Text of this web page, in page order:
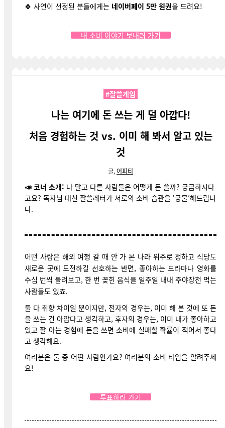
🍀 사연이 선정된 분들에게는 네이버페이 5만 원권을 드려요!
내 소비 이야기 보내러 가기
#잘쓸게임
나는 여기에 돈 쓰는 게 덜 아깝다!
처음 경험하는 것 vs. 이미 해 봐서 알고 있는
것
글,어피티
📣 코너 소개: 나 말고 다른 사람들은 어떻게 돈 쓸까? 궁금하시다
고요? 독자님 대신 잘쓸레터가 서로의 소비 습관을 ‘궁물’해드립니
다.
어떤 사람은 해외 여행 갈 때 안 가 본 나라 위주로 정하고 식당도
새로운 곳에 도전하길 선호하는 반면, 좋아하는 드라마나 영화를
수십 번씩 돌려보고, 한 번 꽂힌 음식을 일주일 내내 주야장천 먹는
사람들도 있죠.
둘 다 취향 차이일 뿐이지만, 전자의 경우는, 이미 해 본 것에 또 돈
을 쓰는 건 아깝다고 생각하고, 후자의 경우는, 이미 내가 좋아하고
있고 잘 아는 경험에 돈을 쓰면 소비에 실패할 확률이 적어서 좋다
고 생각해요.
여러분은 둘 중 어떤 사람인가요? 여러분의 소비 타입을 알려주세
요!
투표하러 가기